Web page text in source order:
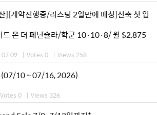
][계약진행중/리스팅 2일만에 매칭]신축 첫 입
드 온 더 페닌슐라/학군 10·10·8/ 월 $2,875
| Votes 0 | Views 258
(07/10 ~ 07/16, 2026)
Votes 0 | Views 326